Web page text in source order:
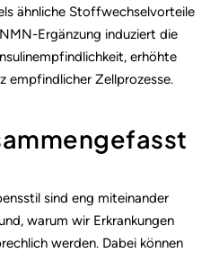
ähnliche Stoffwechselvorteile
Ergänzung induziert die
erhöhte
empfindlicher Zellprozesse.
sind eng miteinander
warum wir Erkrankungen
werden. Dabei können